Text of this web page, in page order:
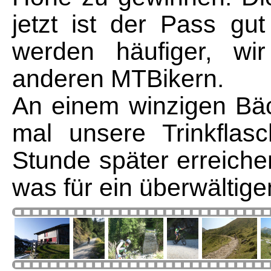
jetzt ist der Pass
werden häufiger,
anderen MTBikern.
An einem winzigen
mal unsere
Stunde später
was für ein